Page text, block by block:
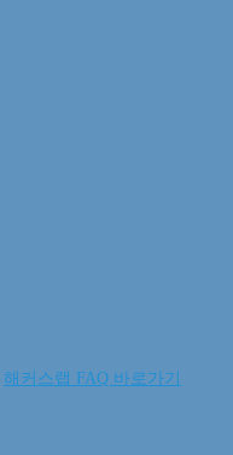
해커스랩 FAQ 바로가기